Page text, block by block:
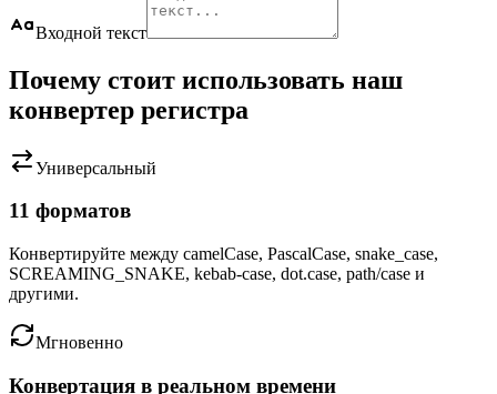
Входной текст
Почему стоит использовать наш
конвертер регистра
Универсальный
11 форматов
Конвертируйте между camelCase, PascalCase, snake_case,
SCREAMING_SNAKE, kebab-case, dot.case, path/case и
другими.
Мгновенно
Конвертация в реальном времени